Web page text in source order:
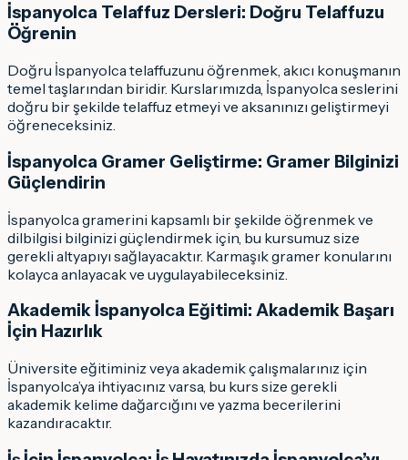
İspanyolca Telaffuz Dersleri: Doğru Telaffuzu
Öğrenin
Doğru İspanyolca telaffuzunu öğrenmek, akıcı konuşmanın
temel taşlarından biridir. Kurslarımızda, İspanyolca seslerini
doğru bir şekilde telaffuz etmeyi ve aksanınızı geliştirmeyi
öğreneceksiniz.
İspanyolca Gramer Geliştirme: Gramer Bilginizi
Güçlendirin
İspanyolca gramerini kapsamlı bir şekilde öğrenmek ve
dilbilgisi bilginizi güçlendirmek için, bu kursumuz size
gerekli altyapıyı sağlayacaktır. Karmaşık gramer konularını
kolayca anlayacak ve uygulayabileceksiniz.
Akademik İspanyolca Eğitimi: Akademik Başarı
İçin Hazırlık
Üniversite eğitiminiz veya akademik çalışmalarınız için
İspanyolca’ya ihtiyacınız varsa, bu kurs size gerekli
akademik kelime dağarcığını ve yazma becerilerini
kazandıracaktır.